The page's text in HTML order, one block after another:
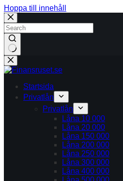
Hoppa till innehåll
Inga
resultat
Startsida
Privatlån
Privatlån
Låna 10 000
Låna 20 000
Låna 150 000
Låna 200 000
Låna 250 000
Låna 300 000
Låna 400 000